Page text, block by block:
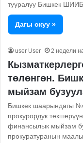
тууралуу Бишкек
Дагы окуу »
user User 2 недели
төлөнгөн.
мыйзам
Бишкек шаарындагы
прокурордук
финансылык мыйзам
прокуратуранын